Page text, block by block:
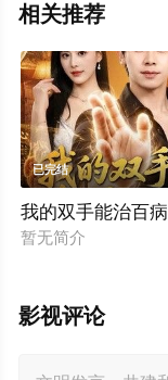
相关推荐
已完结
我的双手能治百病
暂无简介
影视评论